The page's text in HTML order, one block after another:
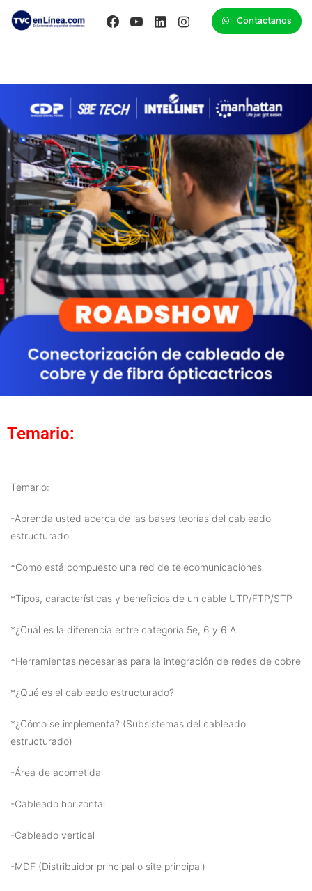
Contáctanos
Temario:
Temario:
-Aprenda usted acerca de las bases teorías del cableado
estructurado
*Como está compuesto una red de telecomunicaciones
*Tipos, características y beneficios de un cable UTP/FTP/STP
*¿Cuál es la diferencia entre categoría 5e, 6 y 6 A
*Herramientas necesarias para la integración de redes de cobre
*¿Qué es el cableado estructurado?
*¿Cómo se implementa? (Subsistemas del cableado
estructurado)
-Área de acometida
-Cableado horizontal
-Cableado vertical
-MDF (Distribuidor principal o site principal)